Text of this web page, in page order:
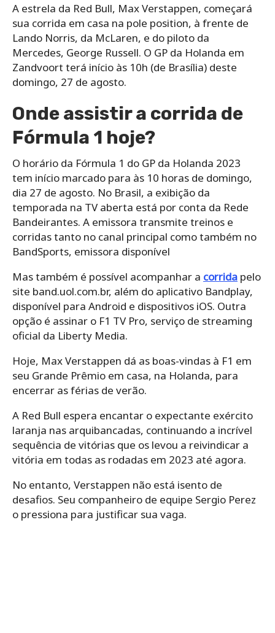
A estrela da Red Bull, Max Verstappen, começará
sua corrida em casa na pole position, à frente de
Lando Norris, da McLaren, e do piloto da
Mercedes, George Russell. O GP da Holanda em
Zandvoort terá início às 10h (de Brasília) deste
domingo, 27 de agosto.
Onde assistir a corrida de
Fórmula 1 hoje?
O horário da Fórmula 1 do GP da Holanda 2023
tem início marcado para às 10 horas de domingo,
dia 27 de agosto. No Brasil, a exibição da
temporada na TV aberta está por conta da Rede
Bandeirantes. A emissora transmite treinos e
corridas tanto no canal principal como também no
BandSports, emissora disponível
Mas também é possível acompanhar a corrida pelo
site band.uol.com.br, além do aplicativo Bandplay,
disponível para Android e dispositivos iOS. Outra
opção é assinar o F1 TV Pro, serviço de streaming
oficial da Liberty Media.
Hoje, Max Verstappen dá as boas-vindas à F1 em
seu Grande Prêmio em casa, na Holanda, para
encerrar as férias de verão.
A Red Bull espera encantar o expectante exército
laranja nas arquibancadas, continuando a incrível
sequência de vitórias que os levou a reivindicar a
vitória em todas as rodadas em 2023 até agora.
No entanto, Verstappen não está isento de
desafios. Seu companheiro de equipe Sergio Perez
o pressiona para justificar sua vaga.